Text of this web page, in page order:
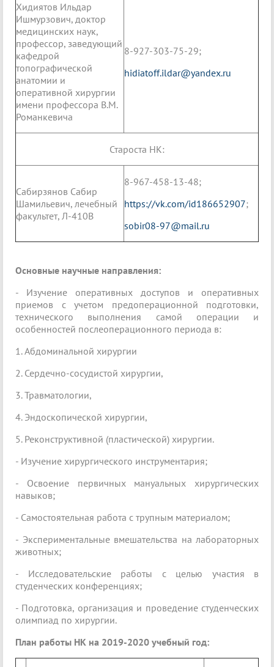
Хидиятов Ильдар
Ишмурзович, доктор
медицинских наук,
профессор, заведующий
кафедрой
топографической
анатомии и
оперативной хирургии
имени профессора В.М.
Романкевича
8-927-303-75-29;
hidiatoff.ildar@yandex.ru
Староста НК:
Сабирзянов Сабир
Шамильевич, лечебный
факультет, Л-410В
8-967-458-13-48;
https://vk.com/id186652907;
sobir08-97@mail.ru
Основные научные направления:
- Изучение оперативных доступов и оперативных
приемов с учетом предоперационной подготовки,
технического выполнения самой операции и
особенностей послеоперационного периода в:
1. Абдоминальной хирургии
2. Сердечно-сосудистой хирургии,
3. Травматологии,
4. Эндоскопической хирургии,
5. Реконструктивной (пластической) хирургии.
- Изучение хирургического инструментария;
- Освоение первичных мануальных хирургических
навыков;
- Самостоятельная работа с трупным материалом;
- Экспериментальные вмешательства на лабораторных
животных;
- Исследовательские работы с целью участия в
студенческих конференциях;
- Подготовка, организация и проведение студенческих
олимпиад по хирургии.
План работы НК на 2019-2020 учебный год: